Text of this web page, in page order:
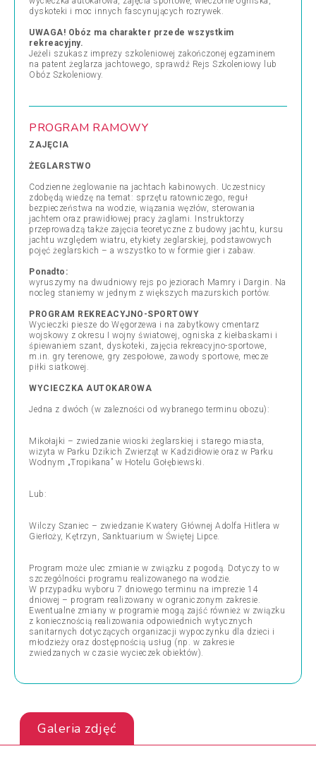
dyskoteki i moc innych fascynujących rozrywek.
UWAGA! Obóz ma charakter przede wszystkim
rekreacyjny.
Jeżeli szukasz imprezy szkoleniowej zakończonej egzaminem
na patent żeglarza jachtowego, sprawdź Rejs Szkoleniowy lub
Obóz Szkoleniowy.
PROGRAM RAMOWY
ZAJĘCIA
ŻEGLARSTWO
Codzienne żeglowanie na jachtach kabinowych. Uczestnicy
zdobędą wiedzę na temat: sprzętu ratowniczego, reguł
bezpieczeństwa na wodzie, wiązania węzłów, sterowania
jachtem oraz prawidłowej pracy żaglami. Instruktorzy
przeprowadzą także zajęcia teoretyczne z budowy jachtu, kursu
jachtu względem wiatru, etykiety żeglarskiej, podstawowych
pojęć żeglarskich – a wszystko to w formie gier i zabaw.
Ponadto:
wyruszymy na dwudniowy rejs po jeziorach Mamry i Dargin. Na
nocleg staniemy w jednym z większych mazurskich portów.
PROGRAM REKREACYJNO-SPORTOWY
Wycieczki piesze do Węgorzewa i na zabytkowy cmentarz
wojskowy z okresu I wojny światowej, ogniska z kiełbaskami i
śpiewaniem szant, dyskoteki, zajęcia rekreacyjno-sportowe,
m.in. gry terenowe, gry zespołowe, zawody sportowe, mecze
piłki siatkowej.
WYCIECZKA AUTOKAROWA
Jedna z dwóch (w zalezności od wybranego terminu obozu):
Mikołajki – zwiedzanie wioski żeglarskiej i starego miasta,
wizyta w Parku Dzikich Zwierząt w Kadzidłowie oraz w Parku
Wodnym „Tropikana” w Hotelu Gołębiewski.
Lub:
Wilczy Szaniec – zwiedzanie Kwatery Głównej Adolfa Hitlera w
Gierłoży, Kętrzyn, Sanktuarium w Świętej Lipce.
Program może ulec zmianie w związku z pogodą. Dotyczy to w
szczególności programu realizowanego na wodzie.
W przypadku wyboru 7 dniowego terminu na imprezie 14
dniowej – program realizowany w ograniczonym zakresie.
Ewentualne zmiany w programie mogą zajść również w związku
z koniecznością realizowania odpowiednich wytycznych
sanitarnych dotyczących organizacji wypoczynku dla dzieci i
młodzieży oraz dostępnością usług (np. w zakresie
zwiedzanych w czasie wycieczek obiektów).
Galeria zdjęć